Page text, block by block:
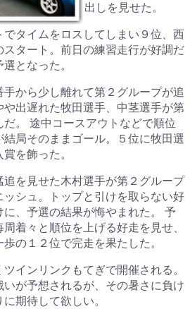
出しを見せた。
タイムをロスしてしまい９位、西
スタート。前日の練習走行が好調だ
となった。
から少し離れて第２グループが追
や出遅れた牧田選手、中茎選手が第
だ。 途中コースアウトなどで順位
局そのままゴール。５位に牧田選
を飾った。
を見せた木村選手が第２グループ
シュ。トップと引けを取らない好
、予選の結果が悔やまれた。 予
着々と順位を上げる好走を見せ、
の１２位で完走を果たした。
インリンクもてぎで開催される。
が予想されるが、その暑さに負け
期待して欲しい。